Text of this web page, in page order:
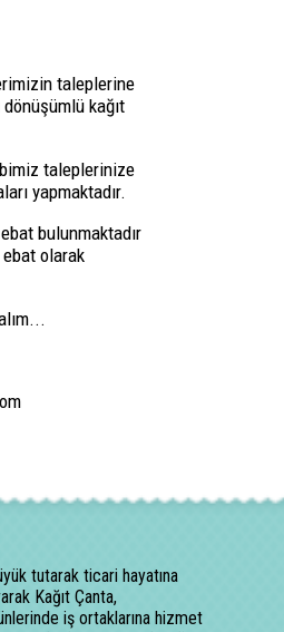
taleplerine
kağıt
taleplerinize
yapmaktadır.
bulunmaktadır
olarak
tutarak ticari hayatına
Kağıt Çanta,
iş ortaklarına hizmet